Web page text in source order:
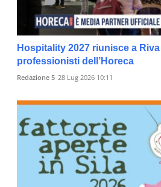
Hospitality 2027 riunisce a
professionisti dell’Horeca
Redazione 5 28 Lug 2026 10:11